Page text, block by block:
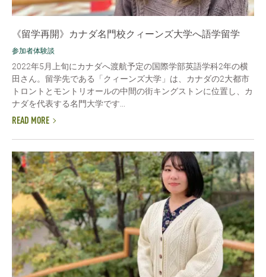
《留学再開》カナダ名門校クィーンズ大学へ語学留学
参加者体験談
2022年5月上旬にカナダへ渡航予定の国際学部英語学科2年の横
田さん。留学先である「クィーンズ大学」は、カナダの2大都市
トロントとモントリオールの中間の街キングストンに位置し、カ
ナダを代表する名門大学です...
READ MORE